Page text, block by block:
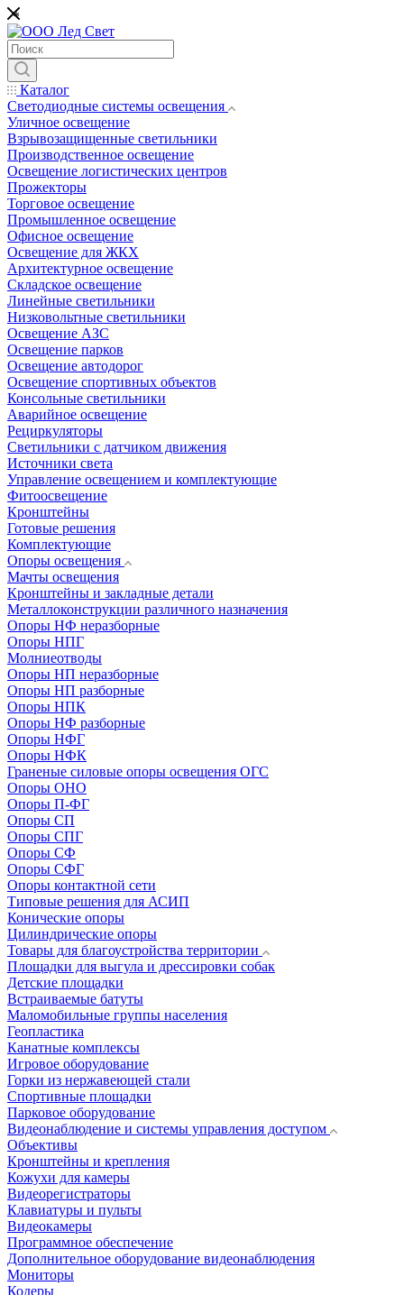
Каталог
Светодиодные системы освещения
Уличное освещение
Взрывозащищенные светильники
Производственное освещение
Освещение логистических центров
Прожекторы
Торговое освещение
Промышленное освещение
Офисное освещение
Освещение для ЖКХ
Архитектурное освещение
Складское освещение
Линейные светильники
Низковольтные светильники
Освещение АЗС
Освещение парков
Освещение автодорог
Освещение спортивных объектов
Консольные светильники
Аварийное освещение
Рециркуляторы
Светильники с датчиком движения
Источники света
Управление освещением и комплектующие
Фитоосвещение
Кронштейны
Готовые решения
Комплектующие
Опоры освещения
Мачты освещения
Кронштейны и закладные детали
Металлоконструкции различного назначения
Опоры НФ неразборные
Опоры НПГ
Молниеотводы
Опоры НП неразборные
Опоры НП разборные
Опоры НПК
Опоры НФ разборные
Опоры НФГ
Опоры НФК
Граненые силовые опоры освещения ОГС
Опоры ОНО
Опоры П-ФГ
Опоры СП
Опоры СПГ
Опоры СФ
Опоры СФГ
Опоры контактной сети
Типовые решения для АСИП
Конические опоры
Цилиндрические опоры
Товары для благоустройства территории
Площадки для выгула и дрессировки собак
Детские площадки
Встраиваемые батуты
Маломобильные группы населения
Геопластика
Канатные комплексы
Игровое оборудование
Горки из нержавеющей стали
Спортивные площадки
Парковое оборудование
Видеонаблюдение и системы управления доступом
Объективы
Кронштейны и крепления
Кожухи для камеры
Видеорегистраторы
Клавиатуры и пульты
Видеокамеры
Программное обеспечение
Дополнительное оборудование видеонаблюдения
Мониторы
Кодеры
*